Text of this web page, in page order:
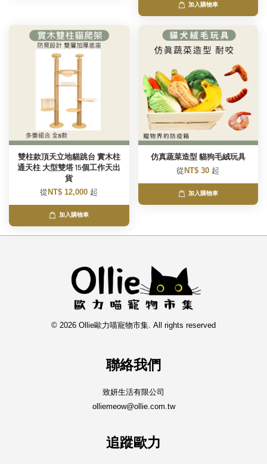
加入購物車
雙柱款頂天立地貓跳台 實木柱
通天柱 大型雙塔 15個工作天出
貨
從 NT$ 12,000 起
加入購物車
仿真蔬菜造型 貓狗毛絨玩具
從 NT$ 30 起
加入購物車
© 2026 Ollie歐力喵寵物市集. All rights reserved
聯絡我們
致妍生活有限公司
olliemeow@ollie.com.tw
追蹤歐力